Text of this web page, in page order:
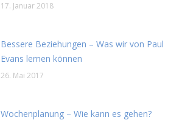
17. Januar 2018
Bessere Beziehungen – Was wir von Paul
Evans lernen können
26. Mai 2017
Wochenplanung – Wie kann es gehen?